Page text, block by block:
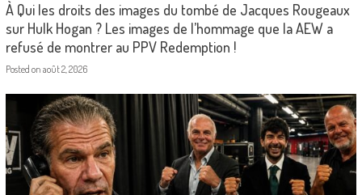
À Qui les droits des images du tombé de Jacques Rougeaux
sur Hulk Hogan ? Les images de l’hommage que la AEW a
refusé de montrer au PPV Redemption !
Posted on août 2, 2026